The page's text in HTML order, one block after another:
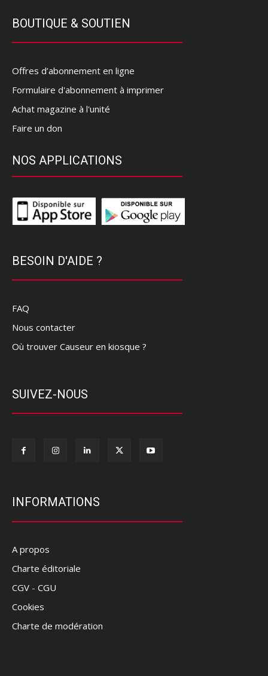
BOUTIQUE & SOUTIEN
Offres d’abonnement en ligne
Formulaire d'abonnement à imprimer
Achat magazine à l'unité
Faire un don
NOS APPLICATIONS
BESOIN D'AIDE ?
FAQ
Nous contacter
Où trouver Causeur en kiosque ?
SUIVEZ-NOUS
INFORMATIONS
A propos
Charte éditoriale
CGV - CGU
Cookies
Charte de modération